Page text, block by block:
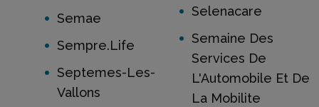
Semae
Sempre.Life
Septemes-Les-
Vallons
Selenacare
Semaine Des
Services De
L'Automobile Et De
La Mobilite